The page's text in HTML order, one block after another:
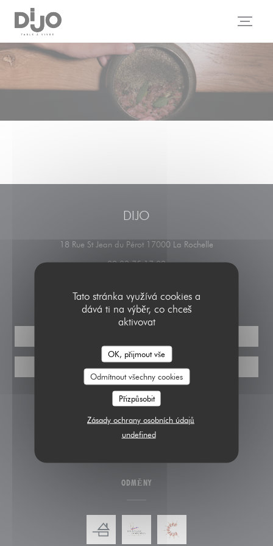
Panel pro správu cookies
Tato stránka využívá cookies a
dává ti na výběr, co chceš
aktivovat
OK, přijmout vše
Odmítnout všechny cookies
Přizpůsobit
Zásady ochrany osobních údajů
undefined
DIJO
18 Rue St Jean du Pérot 17000 La Rochelle
09 83 75 17 02
REZERVACE
POUKAZY
SLEDUJTE NÁS
ODMĚNY